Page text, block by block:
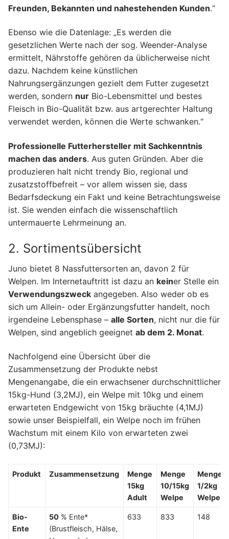
Freunden, Bekannten und nahestehenden Kunden.“
Ebenso wie die Datenlage: „Es werden die
gesetzlichen Werte nach der sog. Weender-Analyse
ermittelt, Nährstoffe gehören da üblicherweise nicht
dazu. Nachdem keine künstlichen
Nahrungsergänzungen gezielt dem Futter zugesetzt
werden, sondern nur Bio-Lebensmittel und bestes
Fleisch in Bio-Qualität bzw. aus artgerechter Haltung
verwendet werden, können die Werte schwanken.“
Professionelle Futterhersteller mit Sachkenntnis
machen das anders. Aus guten Gründen. Aber die
produzieren halt nicht trendy Bio, regional und
zusatzstoffbefreit – vor allem wissen sie, dass
Bedarfsdeckung ein Fakt und keine Betrachtungsweise
ist. Sie wenden einfach die wissenschaftlich
untermauerte Lehrmeinung an.
2. Sortimentsübersicht
Juno bietet 8 Nassfuttersorten an, davon 2 für
Welpen. Im Internetauftritt ist dazu an keiner Stelle ein
Verwendungszweck angegeben. Also weder ob es
sich um Allein- oder Ergänzungsfutter handelt, noch
irgendeine Lebensphase – alle Sorten, nicht nur die für
Welpen, sind angeblich geeignet ab dem 2. Monat.
Nachfolgend eine Übersicht über die
Zusammensetzung der Produkte nebst
Mengenangabe, die ein erwachsener durchschnittlicher
15kg-Hund (3,2MJ), ein Welpe mit 10kg und einem
erwarteten Endgewicht von 15kg bräuchte (4,1MJ)
sowie unser Beispielfall, ein Welpe noch im frühen
Wachstum mit einem Kilo von erwarteten zwei
(0,73MJ):
Produkt Zusammensetzung
Menge
15kg
Adult
Menge
10/15kg
Welpe
Menge
1/2kg
Welpe
Bio-
Ente
50 % Ente*
(Brustfleisch, Hälse,
633 833 148